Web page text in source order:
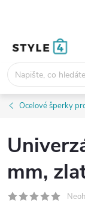
Ocelové šperky
mm,